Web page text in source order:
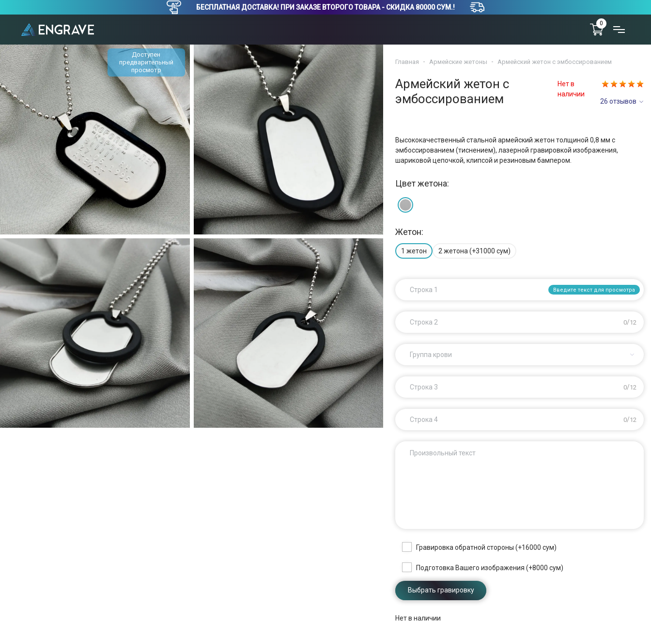
БЕСПЛАТНАЯ ДОСТАВКА! ПРИ ЗАКАЗЕ ВТОРОГО ТОВАРА - СКИДКА 80000 СУМ.!
0
Доступен
предварительный
просмотр
Главная Армейские жетоны Армейский жетон с эмбоссированием
Армейский жетон с
эмбоссированием
Нет в
наличии
26 отзывов
Высококачественный стальной армейский жетон толщиной 0,8 мм с
эмбоссированием (тиснением), лазерной гравировкой изображения,
шариковой цепочкой, клипсой и резиновым бампером.
Цвет жетона:
Жетон:
1 жетон 2 жетона (+31000 сум)
0/12
Строка 1 Введите текст для просмотра
0/12
Строка 2
Группа крови
0/12
Строка 3
0/12
Строка 4
Произвольный текст
Гравировка обратной стороны (+16000 сум)
Подготовка Вашего изображения (+8000 сум)
Выбрать гравировку
Нет в наличии